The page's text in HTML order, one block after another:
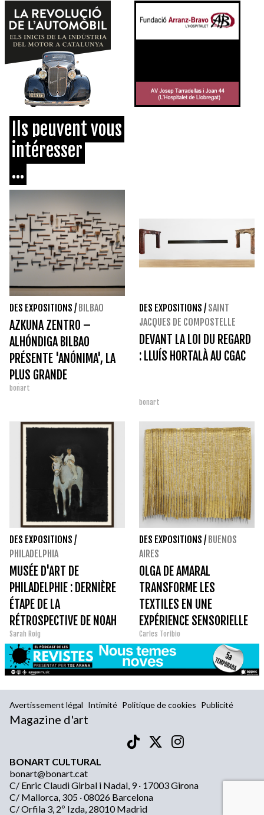
Ils peuvent vous
intéresser
...
DES EXPOSITIONS / BILBAO
AZKUNA ZENTRO –
ALHÓNDIGA BILBAO
PRÉSENTE 'ANÓNIMA', LA
PLUS GRANDE
RÉTROSPECTIVE DE
bonart
DES EXPOSITIONS / SAINT
JACQUES DE COMPOSTELLE
DEVANT LA LOI DU REGARD
: LLUÍS HORTALÀ AU CGAC
bonart
DES EXPOSITIONS /
PHILADELPHIA
MUSÉE D'ART DE
PHILADELPHIE : DERNIÈRE
ÉTAPE DE LA
RÉTROSPECTIVE DE NOAH
DAVIS
Sarah Roig
DES EXPOSITIONS / BUENOS
AIRES
OLGA DE AMARAL
TRANSFORME LES
TEXTILES EN UNE
EXPÉRIENCE SENSORIELLE
ET POÉTIQUE
Carles Toribio
Avertissement légal Intimité Politique de cookies Publicité
Magazine d'art
BONART CULTURAL
bonart@bonart.cat
C/ Enric Claudi Girbal i Nadal, 9 · 17003 Girona
C/ Mallorca, 305 · 08026 Barcelona
C/ Orfila 3, 2º Izda, 28010 Madrid